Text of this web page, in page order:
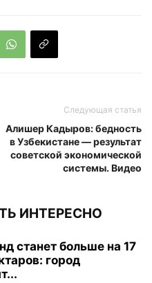
Следующая статья
Алишер Кадыров: бедность
в Узбекистане — результат
советской экономической
системы. Видео
ИНТЕРЕСНО
станет больше на 17
город